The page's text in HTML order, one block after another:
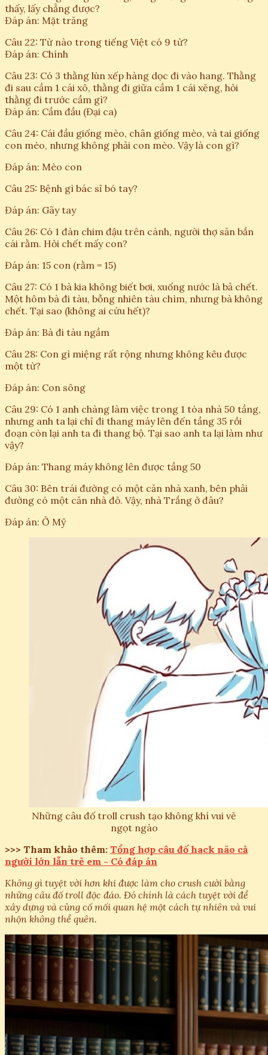
thấy, lấy chẳng được?
Đáp án: Mặt trăng
Câu 22: Từ nào trong tiếng Việt có 9 từ?
Đáp án: Chính
Câu 23: Có 3 thằng lùn xếp hàng dọc đi vào hang. Thằng
đi sau cầm 1 cái xô, thằng đi giữa cầm 1 cái xẻng, hỏi
thằng đi trước cầm gì?
Đáp án: Cầm đầu (Đại ca)
Câu 24: Cái đầu giống mèo, chân giống mèo, và tai giống
con mèo, nhưng không phải con mèo. Vậy là con gì?
Đáp án: Mèo con
Câu 25: Bệnh gì bác sĩ bó tay?
Đáp án: Gãy tay
Câu 26: Có 1 đàn chim đậu trên cành, người thợ săn bắn
cái rằm. Hỏi chết mấy con?
Đáp án: 15 con (rằm = 15)
Câu 27: Có 1 bà kia không biết bơi, xuống nước là bả chết.
Một hôm bà đi tàu, bỗng nhiên tàu chìm, nhưng bà không
chết. Tại sao (không ai cứu hết)?
Đáp án: Bà đi tàu ngầm
Câu 28: Con gì miệng rất rộng nhưng không kêu được
một từ?
Đáp án: Con sông
Câu 29: Có 1 anh chàng làm việc trong 1 tòa nhà 50 tầng,
nhưng anh ta lại chỉ đi thang máy lên đến tầng 35 rồi
đoạn còn lại anh ta đi thang bộ. Tại sao anh ta lại làm như
vậy?
Đáp án: Thang máy không lên được tầng 50
Câu 30: Bên trái đường có một căn nhà xanh, bên phải
đường có một căn nhà đỏ. Vậy, nhà Trắng ở đâu?
Đáp án: Ở Mỹ
Những câu đố troll crush tạo không khí vui vẻ
ngọt ngào
>>> Tham khảo thêm: Tổng hợp câu đố hack não cả
người lớn lẫn trẻ em - Có đáp án
Không gì tuyệt vời hơn khi được làm cho crush cười bằng
những câu đố troll độc đáo. Đó chính là cách tuyệt vời để
xây dựng và củng cố mối quan hệ một cách tự nhiên và vui
nhộn không thể quên.